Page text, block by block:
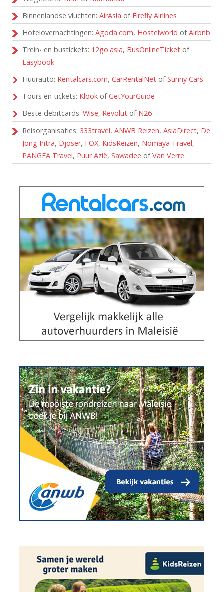
Binnenlandse vluchten: AirAsia of Firefly Airlines
Hotelovernachtingen: Agoda.com, Hostelworld ofAirbnb
Trein- en bustickets: 12go.asia, BusOnlineTicket of
Easybook
Huurauto: Rentalcars.com, CarRentalNet ofSunny Cars
Tours en tickets: Klook ofGetYourGuide
Beste debitcards: Wise, Revolut of N26
Reisorganisaties: 333travel, ANWB Reizen, AsiaDirect, De
Jong Intra, Djoser, FOX, KidsReizen, Nomaya Travel,
PANGEA Travel, Puur Azië, Sawadee ofVan Verre